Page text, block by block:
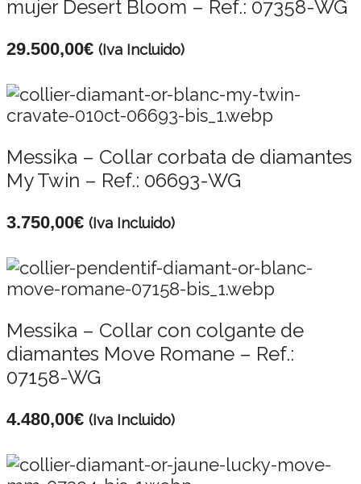
mujer Desert Bloom – Ref.: 07358-WG
29.500,00€ (Iva Incluido)
Messika – Collar corbata de diamantes
My Twin – Ref.: 06693-WG
3.750,00€ (Iva Incluido)
Messika – Collar con colgante de
diamantes Move Romane – Ref.:
07158-WG
4.480,00€ (Iva Incluido)